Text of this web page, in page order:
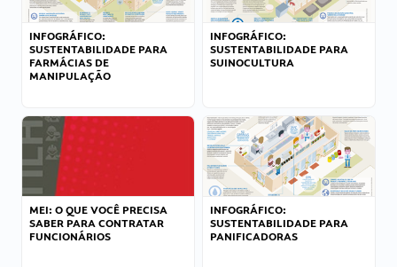
INFOGRÁFICO:
SUSTENTABILIDADE PARA
FARMÁCIAS DE
MANIPULAÇÃO
INFOGRÁFICO:
SUSTENTABILIDADE PARA
SUINOCULTURA
MEI: O QUE VOCÊ PRECISA
SABER PARA CONTRATAR
FUNCIONÁRIOS
INFOGRÁFICO:
SUSTENTABILIDADE PARA
PANIFICADORAS